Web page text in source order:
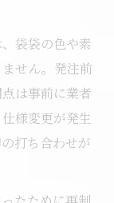
袋袋の色や素
せん。発注前
は事前に業者
様変更が発生
打ち合わせが